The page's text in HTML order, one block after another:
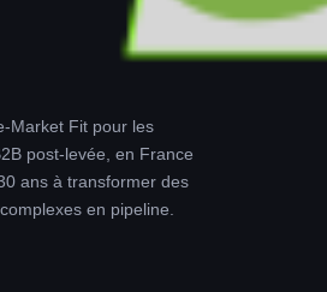
Market Fit pour les
post-levée, en France
ans à transformer des
en pipeline.